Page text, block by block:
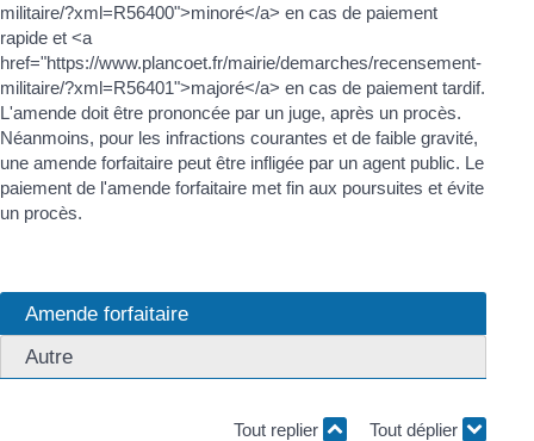
militaire/?xml=R56400">minoré</a> en cas de paiement
rapide et <a
href="https://www.plancoet.fr/mairie/demarches/recensement-
militaire/?xml=R56401">majoré</a> en cas de paiement tardif.
L'amende doit être prononcée par un juge, après un procès.
Néanmoins, pour les infractions courantes et de faible gravité,
une amende forfaitaire peut être infligée par un agent public. Le
paiement de l'amende forfaitaire met fin aux poursuites et évite
un procès.
Amende forfaitaire
Autre
Tout replier Tout déplier